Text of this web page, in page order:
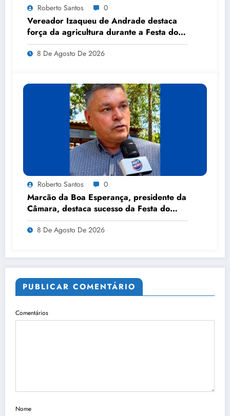
Roberto Santos 0
Vereador Izaqueu de Andrade destaca
força da agricultura durante a Festa do
Milho
8 De Agosto De 2026
Roberto Santos 0
Marcão da Boa Esperança, presidente da
Câmara, destaca sucesso da Festa do
Milho
8 De Agosto De 2026
PUBLICAR COMENTÁRIO
Comentários
Nome